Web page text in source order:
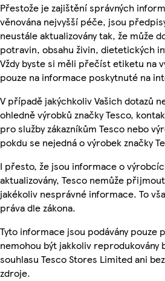
Přestože je zajištění správných
věnována nejvyšší péče, jsou
neustále aktualizovány tak, že může
potravin, obsahu živin, dietetických
Vždy byste si měli přečíst etiketu na
pouze na informace poskytnuté na
V případě jakýchkoliv Vašich dotazů
ohledně výrobků značky Tesco,
pro služby zákazníkům Tesco nebo
pokdu se nejedná o výrobek značky
I přesto, že jsou informace o
aktualizovány, Tesco nemůže
jakékoliv nesprávné informace. To
práva dle zákona.
Tyto informace jsou podávány pouze
nemohou být jakkoliv reprodukovány
souhlasu Tesco Stores Limited ani
zdroje.